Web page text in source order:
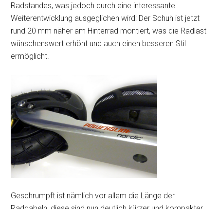
Radstandes, was jedoch durch eine interessante
Weiterentwicklung ausgeglichen wird: Der Schuh ist jetzt
rund 20 mm näher am Hinterrad montiert, was die Radlast
wünschenswert erhöht und auch einen besseren Stil
ermöglicht.
Geschrumpft ist nämlich vor allem die Länge der